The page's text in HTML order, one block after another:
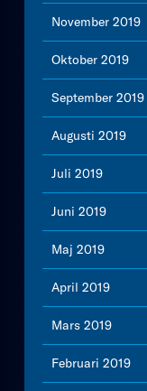
November 2019
Oktober 2019
September 2019
Augusti 2019
Juli 2019
Juni 2019
Maj 2019
April 2019
Mars 2019
Februari 2019